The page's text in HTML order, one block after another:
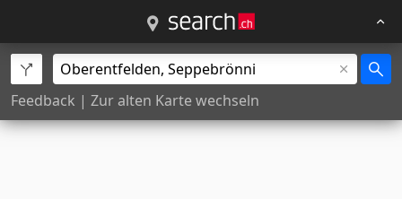
Feedback | Zur alten Karte wechseln